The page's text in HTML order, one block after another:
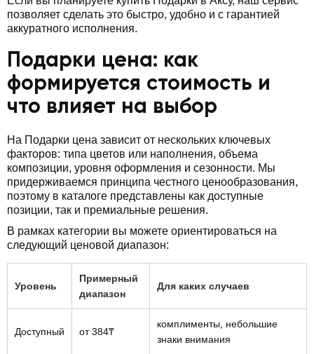
позволяет сделать это быстро, удобно и с гарантией
аккуратного исполнения.
Подарки цена: как
формируется стоимость и
что влияет на выбор
На Подарки цена зависит от нескольких ключевых
факторов: типа цветов или наполнения, объема
композиции, уровня оформления и сезонности. Мы
придерживаемся принципа честного ценообразования,
поэтому в каталоге представлены как доступные
позиции, так и премиальные решения.
В рамках категории вы можете ориентироваться на
следующий ценовой диапазон:
Уровень
Примерный
диапазон
Для каких случаев
Доступный от 384₸
комплименты, небольшие
знаки внимания